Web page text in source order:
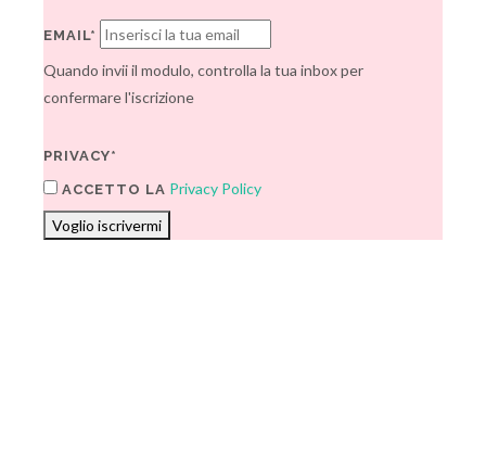
EMAIL*
Quando invii il modulo, controlla la tua inbox per
confermare l'iscrizione
PRIVACY*
ACCETTO LA Privacy Policy
Voglio iscrivermi